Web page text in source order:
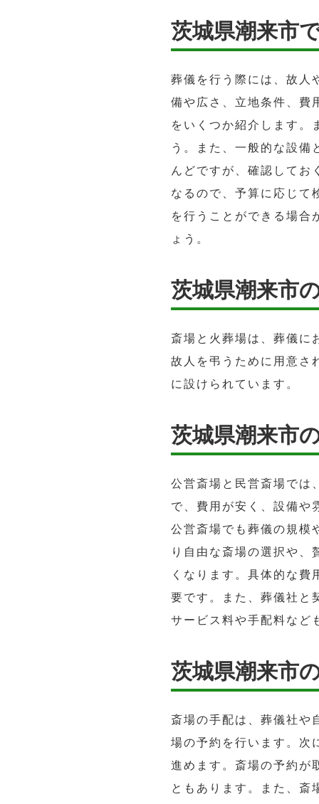
茨城県潮来市
葬儀を行う際には、故人
備や広さ、立地条件、費
をいくつか紹介します。
う。また、一般的な設備
んどですが、確認してお
なるので、予算に応じて
を行うことができる場合
ょう。
茨城県潮来市
斎場と火葬場は、葬儀に
故人を弔うために用意さ
に設けられています。
茨城県潮来市
公営斎場と民営斎場では
で、費用が安く、設備や
公営斎場でも葬儀の規模
り自由な斎場の選択や、
くなります。具体的な
要です。また、葬儀社と
サービス料や手配料など
茨城県潮来市
斎場の手配は、葬儀社や
場の予約を行います。次
進めます。斎場の予約が
ともあります。また、斎